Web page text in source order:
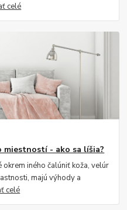
celé
- ako sa líšia?
iného čalúniť koža, velúr
majú výhody a
celé